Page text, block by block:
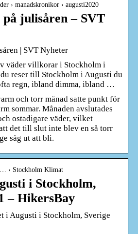
› manadskronikor › augusti2020
på julisåren – SVT
| SVT Nyheter
väder villkorar i Stockholm i
reser till Stockholm i Augusti du
regn, ibland dimma, ibland …
och torr månad satte punkt för
sommar. Månaden avslutades
ostadigare väder, vilket
det till slut inte blev en så torr
såg ut att bli.
› Stockholm Klimat
i Stockholm,
– HikersBay
i Augusti i Stockholm, Sverige